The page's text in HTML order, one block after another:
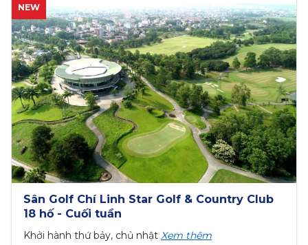
NEW
Sân Golf Chí Linh Star Golf & Country Club
18 hố - Cuối tuần
Khởi hành thứ bảy, chủ nhật Xem thêm